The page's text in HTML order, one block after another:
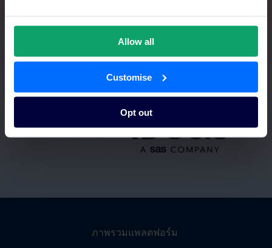
Allow all
Customise
Opt out
สิทธิ์ก่อนเมื่อมีที่ว่าง อีเมล์events@siteminder.com
งานนี้จัดร่วมกับ
ภาพรวมแพลตฟอร์ม